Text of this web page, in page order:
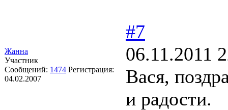
Жанна
Участник
Сообщений: 1474 Регистрация:
04.02.2007
#7
06.11.2011
Вася,
и радости.